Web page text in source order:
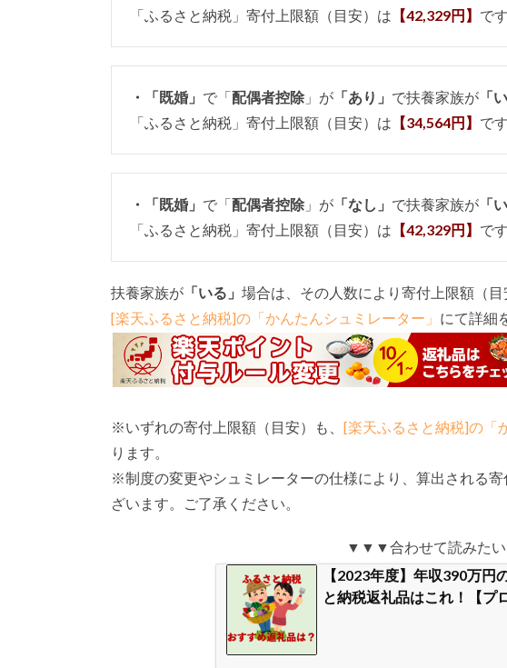
「ふるさと納税」寄付上限額（目安）は 【42,329円】 です
・「既婚」 で「配偶者控除 」が 「あり」 で扶養家族が 「
「ふるさと納税」寄付上限額（目安）は 【34,564円】 です
・「既婚」 で「配偶者控除 」が 「なし」 で扶養家族が 「
「ふるさと納税」寄付上限額（目安）は 【42,329円】 です
扶養家族が 「いる」 場合は、その人数により寄付上限額（目
[楽天ふるさと納税]の「かんたんシュミレーター」 にて詳細
※いずれの寄付上限額（目安）も、 [楽天ふるさと納税]の「
ります。
※制度の変更やシュミレーターの仕様により、算出される
ざいます。ご了承ください。
▼▼▼合わせて読みた
【2023年度】年収390万円
と納税返礼品はこれ！【プ